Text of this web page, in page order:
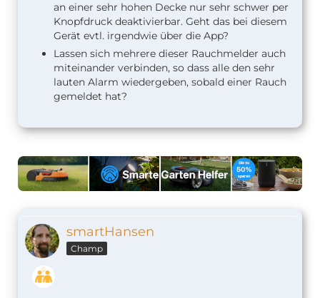
an einer sehr hohen Decke nur sehr schwer per
Knopfdruck deaktivierbar. Geht das bei diesem
Gerät evtl. irgendwie über die App?
Lassen sich mehrere dieser Rauchmelder auch
miteinander verbinden, so dass alle den sehr
lauten Alarm wiedergeben, sobald einer Rauch
gemeldet hat?
smartHansen
Champ